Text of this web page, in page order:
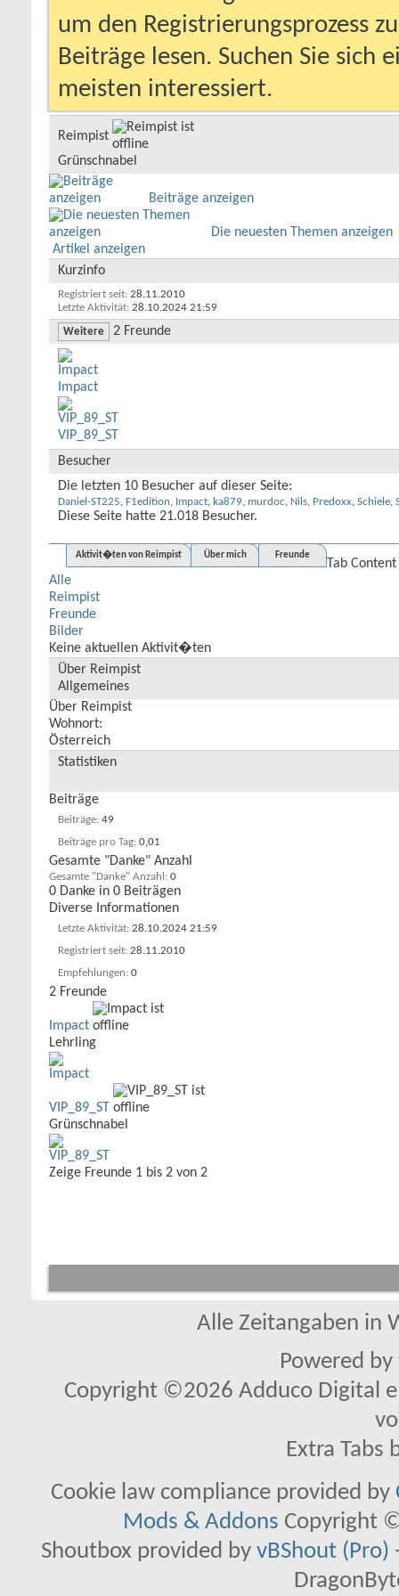
um den Registrierungsprozess
Beiträge lesen. Suchen Sie sich
meisten interessiert.
Reimpist
Grünschnabel
Beiträge anzeigen
Die neuesten Themen anzeigen
Artikel anzeigen
Kurzinfo
Registriert seit 28.11.2010
Letzte Aktivität 28.10.2024 21:59
Weitere 2 Freunde
Impact
VIP_89_ST
Besucher
Die letzten 10 Besucher auf dieser Seite:
Daniel-ST225, F1edition, Impact, ka879, murdoc, Nils, Predoxx, Schiele,
Diese Seite hatte 21.018 Besucher.
Aktivit�ten von Reimpist Über mich Freunde
Tab Content
Alle
Reimpist
Freunde
Bilder
Keine aktuellen Aktivit�ten
Über Reimpist
Allgemeines
Über Reimpist
Wohnort:
Österreich
Statistiken
Beiträge
Beiträge 49
Beiträge pro Tag 0,01
Gesamte "Danke" Anzahl
Gesamte "Danke" Anzahl 0
0 Danke in 0 Beiträgen
Diverse Informationen
Letzte Aktivität 28.10.2024 21:59
Registriert seit 28.11.2010
Empfehlungen 0
2 Freunde
Impact
Lehrling
VIP_89_ST
Grünschnabel
Zeige Freunde 1 bis 2 von 2
Alle Zeitangaben in
Powered by
Copyright ©2026 Adduco Digital
Extra Tabs
Cookie law compliance provided by
Mods & Addons Copyright
Shoutbox provided by vBShout (Pro)